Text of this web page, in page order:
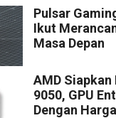
Pulsar
Ikut
Masa Depan
AMD Siapkan
9050, GPU
Dengan